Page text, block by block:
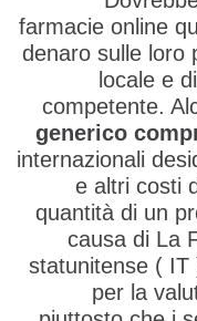
farmacie online
denaro sulle
locale e
competente.
generico
internazionali
e altri costi
quantità di un
causa di La
statunitense (
per la